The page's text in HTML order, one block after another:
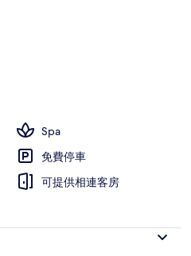
Spa
免費停車
可提供相連客房